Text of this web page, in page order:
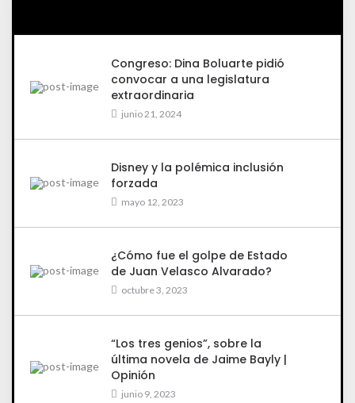
Congreso: Dina Boluarte pidió
convocar a una legislatura
extraordinaria
junio 21, 2024
Disney y la polémica inclusión
forzada
mayo 12, 2023
¿Cómo fue el golpe de Estado
de Juan Velasco Alvarado?
octubre 3, 2023
“Los tres genios”, sobre la
última novela de Jaime Bayly |
Opinión
junio 9, 2023